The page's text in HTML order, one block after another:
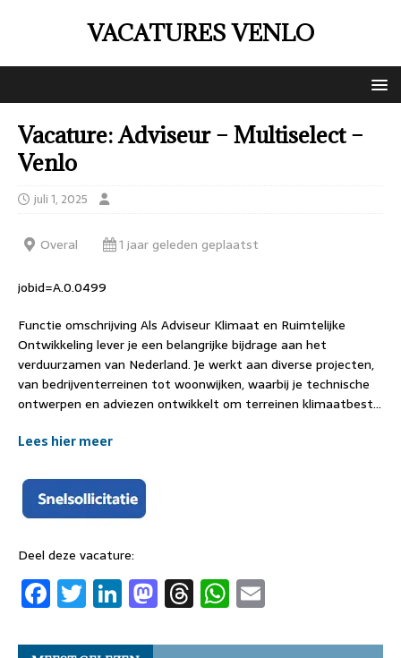
VACATURES VENLO
Vacature: Adviseur – Multiselect –
Venlo
juli 1, 2025
Overal 1 jaar geleden geplaatst
jobid=A.0.0499
Functie omschrijving Als Adviseur Klimaat en Ruimtelijke
Ontwikkeling lever je een belangrijke bijdrage aan het
verduurzamen van Nederland. Je werkt aan diverse projecten,
van bedrijventerreinen tot woonwijken, waarbij je technische
ontwerpen en adviezen ontwikkelt om terreinen klimaatbest…
Lees hier meer
Deel deze vacature:
F
a
T
w
Li
n
M
a
T
h
W
h